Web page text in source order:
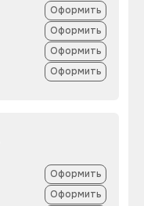
Оформить
Оформить
Оформить
Оформить
Оформить
Оформить